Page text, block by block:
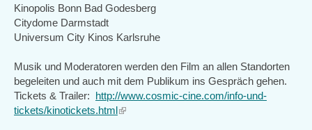
Kinopolis Bonn Bad Godesberg
Citydome Darmstadt
Universum City Kinos Karlsruhe
Musik und Moderatoren werden den Film an allen Standorten
begeleiten und auch mit dem Publikum ins Gespräch gehen.
Tickets & Trailer: http://www.cosmic-cine.com/info-und-
tickets/kinotickets.html(link